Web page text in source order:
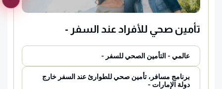
تأمين صحي للأفراد عند السفر -
عالمي - التأمين الصحي للسفر -
برنامج مسافر، تأمين صحي للطوارئ عند السفر خارج
دولة الإمارات -